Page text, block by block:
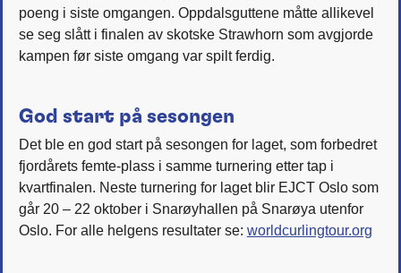
poeng i siste omgangen. Oppdalsguttene måtte allikevel
se seg slått i finalen av skotske Strawhorn som avgjorde
kampen før siste omgang var spilt ferdig.
God start på sesongen
Det ble en god start på sesongen for laget, som forbedret
fjordårets femte-plass i samme turnering etter tap i
kvartfinalen. Neste turnering for laget blir EJCT Oslo som
går 20 – 22 oktober i Snarøyhallen på Snarøya utenfor
Oslo. For alle helgens resultater se: worldcurlingtour.org